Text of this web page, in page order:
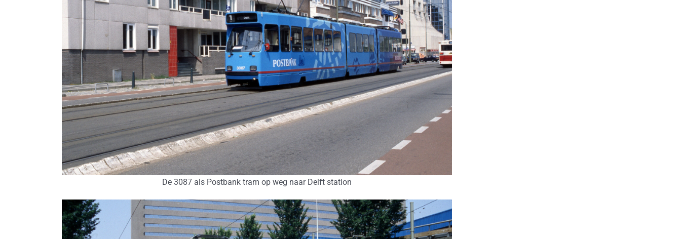
De 3087 als Postbank tram op weg naar Delft station